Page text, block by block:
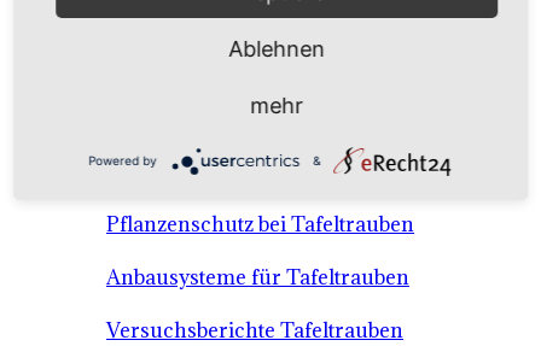
Anbausysteme & Recht
Tafeltrauben A-Z Sortenbeschreibungen
Tafeltraubenanbau - rechtliche
Voraussetzungen
Pflanzenschutz bei Tafeltrauben
Anbausysteme für Tafeltrauben
Versuchsberichte Tafeltrauben
Ablehnen
mehr
Powered by &